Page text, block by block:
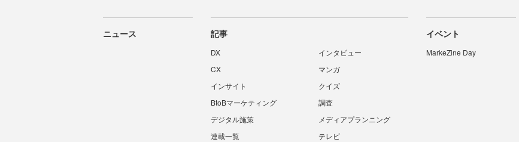
ニュース 記事
DX
インタビュー
CX
マンガ
インサイト
クイズ
BtoBマーケティング
調査
デジタル施策
メディアプランニング
連載一覧
テレビ
イベント
MarkeZine Day